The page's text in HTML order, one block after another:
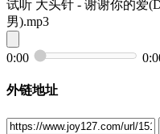
试听 大头针 - 谢谢你的爱
男).mp3
0:00
外链地址